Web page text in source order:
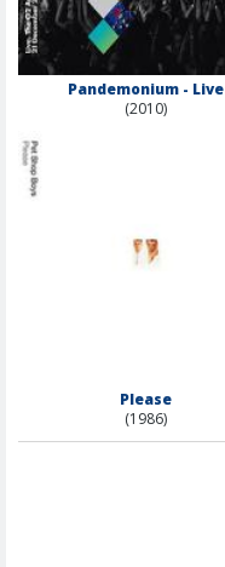
Pandemonium - Live
(2010)
Please
(1986)